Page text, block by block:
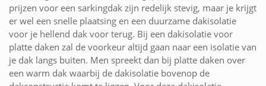
prijzen voor een sarkingdak zijn redelijk stevig, maar je krijgt
er wel een snelle plaatsing en een duurzame dakisolatie
voor je hellend dak voor terug. Bij een dakisolatie voor
platte daken zal de voorkeur altijd gaan naar een isolatie van
je dak langs buiten. Men spreekt dan bij platte daken over
een warm dak waarbij de dakisolatie bovenop de